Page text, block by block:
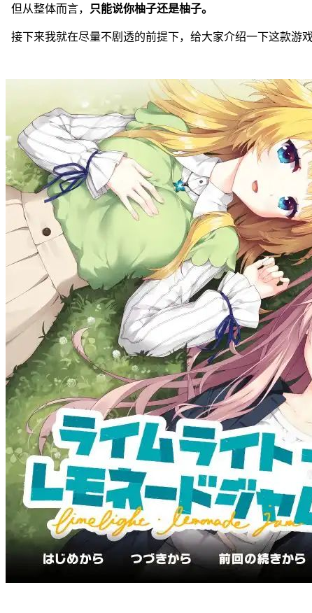
但从整体而言， 只能说你柚子还是柚子。
接下来我就在尽量不剧透的前提下，给大家介绍一下这款游